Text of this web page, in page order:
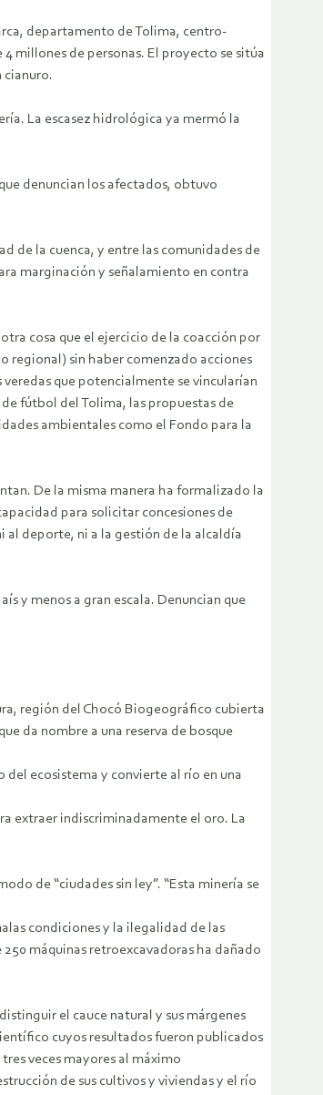
departamento de Tolima, centro-
millones de personas. El proyecto se sitúa
cianuro.
La escasez hidrológica ya mermó la
denuncian los afectados, obtuvo
de la cuenca, y entre las comunidades de
marginación y señalamiento en contra
cosa que el ejercicio de la coacción por
regional) sin haber comenzado acciones
que potencialmente se vincularían
fútbol del Tolima, las propuestas de
ambientales como el Fondo para la
De la misma manera ha formalizado la
para solicitar concesiones de
al deporte, ni a la gestión de la alcaldía
y menos a gran escala. Denuncian que
región del Chocó Biogeográfico cubierta
da nombre a una reserva de bosque
ecosistema y convierte al río en una
extraer indiscriminadamente el oro. La
de “ciudades sin ley”. “Esta minería se
condiciones y la ilegalidad de las
máquinas retroexcavadoras ha dañado
el cauce natural y sus márgenes
cuyos resultados fueron publicados
veces mayores al máximo
de sus cultivos y viviendas y el río